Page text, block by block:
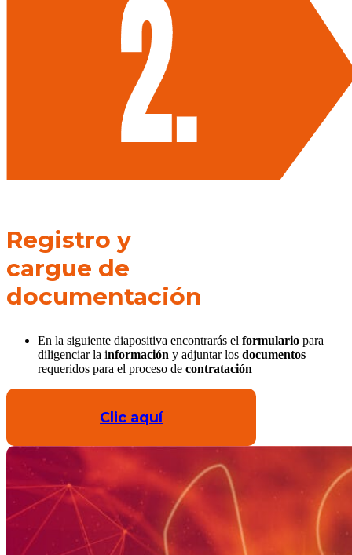
Registro y
cargue de
documentación
En la siguiente diapositiva encontrarás el formulario para
diligenciar la información y adjuntar los documentos
requeridos para el proceso de contratación
Clic aquí